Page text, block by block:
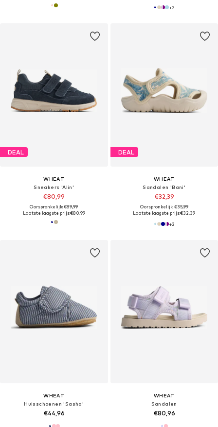
+2
DEAL
WHEAT
Sneakers 'Alin'
€80,99
Oorspronkelijk: €89,99
Laatste laagste prijs:€80,99
DEAL
WHEAT
Sandalen 'Bani'
€32,39
Oorspronkelijk: €35,99
Laatste laagste prijs:€32,39
+2
WHEAT
Huisschoenen 'Sasha'
€44,96
WHEAT
Sandalen
€80,96